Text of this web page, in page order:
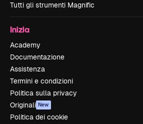
Tutti gli strumenti Magnific
Inizia
Academy
Documentazione
Assistenza
Termini e condizioni
Politica sulla privacy
Originali New
Politica dei cookie